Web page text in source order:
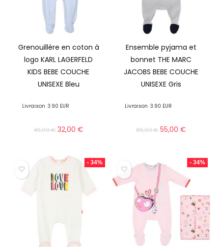
Grenouillère en coton à
logo KARL LAGERFELD
KIDS BEBE COUCHE
UNISEXE Bleu
Livraison 3.90 EUR
49,00€ 32,00€
Ensemble pyjama et
bonnet THE MARC
JACOBS BEBE COUCHE
UNISEXE Gris
Livraison 3.90 EUR
85,00€ 55,00€
- 34% - 34%